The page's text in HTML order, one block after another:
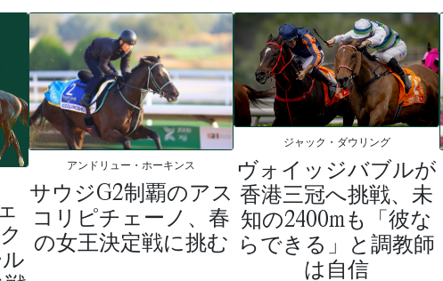
アンドリュー・ホーキンス
サウジG2制覇のアス
コリピチェーノ、春
の女王決定戦に挑む
ジャック・ダウリング
ヴォイッジバブルが
香港三冠へ挑戦、未
知の2400mも「彼な
らできる」と調教師
は自信